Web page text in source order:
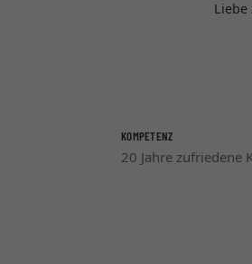
Liebe
KOMPETENZ
20 Jahre zufriedene